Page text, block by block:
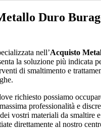
Duro
nell’Acquisto
la soluzione più indicata
di smaltimento e
richiesto possiamo
professionalità e
vostri materiali da smaltire
direttamente al nostro